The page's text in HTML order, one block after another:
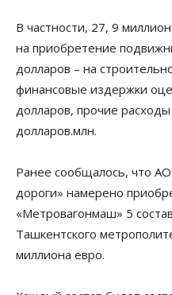
В частности, 27, 9
на приобретение
долларов – на
финансовые издержки
долларов, прочие
долларов.млн.
Ранее сообщалось, что
дороги» намерено
«Метровагонмаш» 5
Ташкентского
миллиона евро.